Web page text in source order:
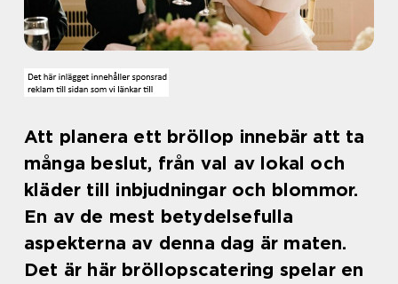
Att planera ett bröllop innebär att ta
många beslut, från val av lokal och
kläder till inbjudningar och blommor.
En av de mest betydelsefulla
aspekterna av denna dag är maten.
Det är här bröllopscatering spelar en